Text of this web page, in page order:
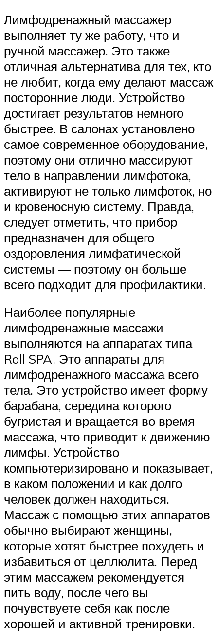
Лимфодренажный массажер
выполняет ту же работу, что и
ручной массажер. Это также
отличная альтернатива для тех, кто
не любит, когда ему делают массаж
посторонние люди. Устройство
достигает результатов немного
быстрее. В салонах установлено
самое современное оборудование,
поэтому они отлично массируют
тело в направлении лимфотока,
активируют не только лимфоток, но
и кровеносную систему. Правда,
следует отметить, что прибор
предназначен для общего
оздоровления лимфатической
системы — поэтому он больше
всего подходит для профилактики.
Наиболее популярные
лимфодренажные массажи
выполняются на аппаратах типа
Roll SPA. Это аппараты для
лимфодренажного массажа всего
тела. Это устройство имеет форму
барабана, середина которого
бугристая и вращается во время
массажа, что приводит к движению
лимфы. Устройство
компьютеризировано и показывает,
в каком положении и как долго
человек должен находиться.
Массаж с помощью этих аппаратов
обычно выбирают женщины,
которые хотят быстрее похудеть и
избавиться от целлюлита. Перед
этим массажем рекомендуется
пить воду, после чего вы
почувствуете себя как после
хорошей и активной тренировки.